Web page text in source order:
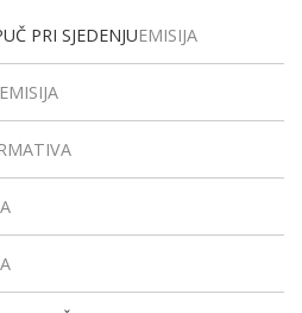
PRI SJEDENJUEMISIJA
EMISIJA